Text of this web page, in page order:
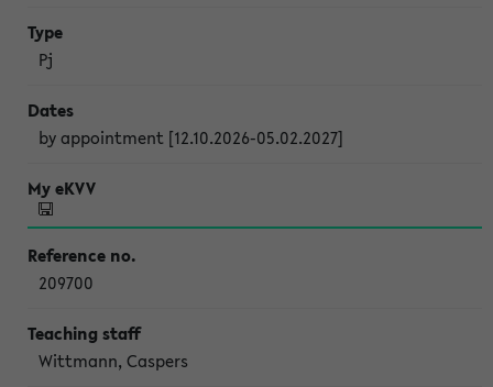
Pj
by appointment [12.10.2026-05.02.2027]
209700
Wittmann, Caspers